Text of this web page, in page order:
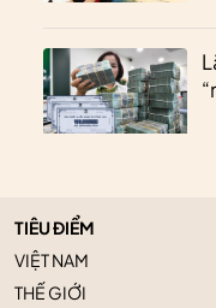
TIÊU ĐIỂM
VIỆT NAM
THẾ GIỚI